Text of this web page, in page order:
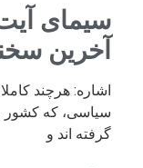
سیمای
آخرین
اشاره: هرچند
سیاسی، که کشور
گرفته اند و